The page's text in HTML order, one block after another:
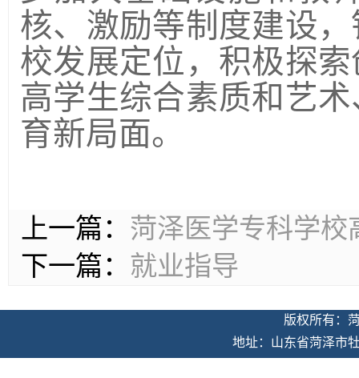
核、激励等制度建设
校发展定位，积极探
高学生综合素质和艺
育新局面。
上一篇： 菏泽医学专科学校
下一篇： 就业指导
版权所有：
地址：山东省菏泽市